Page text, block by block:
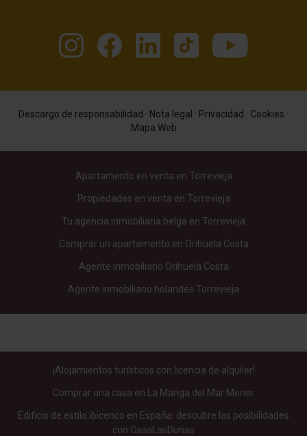
Descargo de responsabilidad · Nota legal · Privacidad · Cookies ·
Mapa Web
Apartamento en venta en Torrevieja
Propiedades en venta en Torrevieja
Tu agencia inmobiliaria belga en Torrevieja
Comprar un apartamento en Orihuela Costa
Agente inmobiliario Orihuela Costa
Agente inmobiliario holandés Torrevieja
¡Alojamientos turísticos con licencia de alquiler!
Comprar una casa en La Manga del Mar Menor
Edificio de estilo ibicenco en España: descubre las posibilidades
con CasaLasDunas